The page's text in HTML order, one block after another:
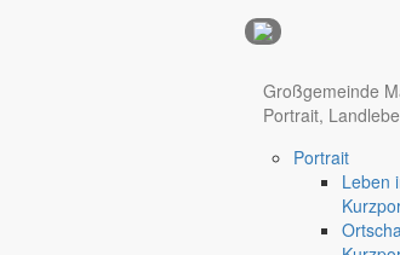
Regional werben auf markersdorf.de!
Großgemeinde
Portrait,
Portrait
Leben
Deutsch-Paulsdorf